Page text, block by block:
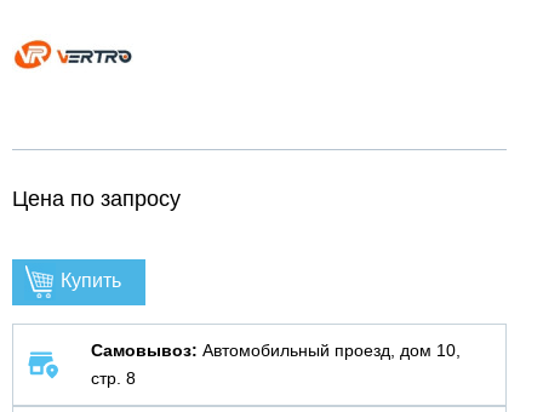
Цена по запросу
Купить
Самовывоз: Автомобильный проезд, дом 10,
стр. 8